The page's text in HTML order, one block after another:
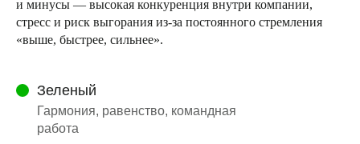
и минусы — высокая конкуренция внутри компании,
стресс и риск выгорания из-за постоянного стремления
«выше, быстрее, сильнее».
Зеленый
Гармония, равенство, командная
работа